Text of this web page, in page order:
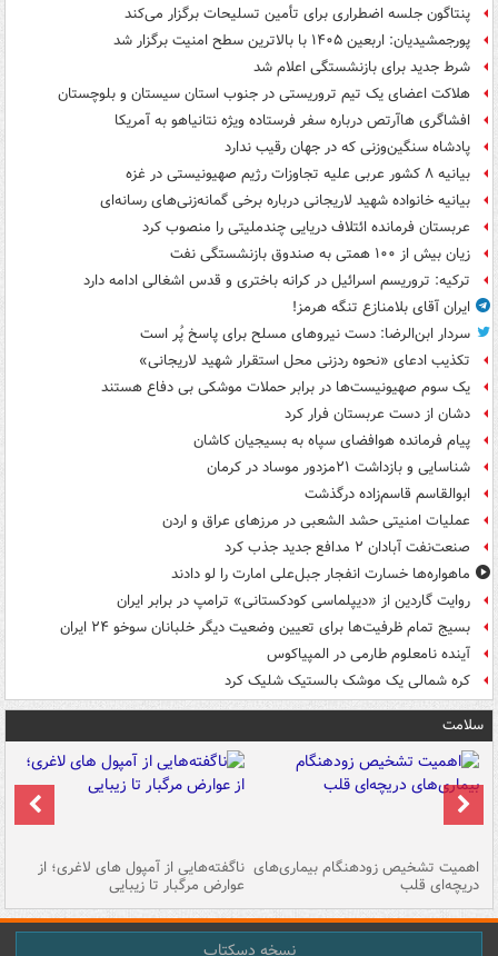
پنتاگون جلسه اضطراری برای تأمین تسلیحات برگزار می‌کند
پورجمشیدیان: اربعین ۱۴۰۵ با بالاترین سطح امنیت برگزار شد
شرط جدید برای بازنشستگی اعلام شد
هلاکت اعضای یک تیم تروریستی در جنوب استان سیستان و بلوچستان
افشاگری هاآرتص درباره سفر فرستاده ویژه نتانیاهو به آمریکا
پادشاه سنگین‌وزنی که در جهان رقیب ندارد
بیانیه ۸ کشور عربی علیه تجاوزات رژیم صهیونیستی در غزه
بیانیه خانواده شهید لاریجانی درباره برخی گمانه‌زنی‌های رسانه‌ای
عربستان فرمانده ائتلاف دریایی چندملیتی را منصوب کرد
زیان بیش از ۱۰۰ همتی به صندوق‌ بازنشستگی نفت
ترکیه: تروریسم اسرائیل در کرانه باختری و قدس اشغالی ادامه دارد
ایران آقای بلامنازع تنگه هرمز!
سردار ابن‌الرضا: دست نیروهای مسلح برای پاسخ پُر است
تکذیب ادعای «نحوه ردزنی محل استقرار شهید لاریجانی»
یک‌ سوم صهیونیست‌ها در برابر حملات موشکی بی دفاع هستند
دشان از دست عربستان فرار کرد
پیام فرمانده هوافضای سپاه به بسیجیان کاشان
شناسایی و بازداشت ۲۱مزدور موساد در کرمان
ابوالقاسم قاسم‌زاده درگذشت
عملیات امنیتی حشد الشعبی در مرزهای عراق و اردن
صنعت‌نفت آبادان ۲ مدافع جدید جذب کرد
ماهواره‌ها خسارت انفجار جبل‌علی امارت را لو دادند
روایت گاردین از «دیپلماسی کودکستانی» ترامپ در برابر ایران
بسیج تمام ظرفیت‌ها برای تعیین وضعیت دیگر خلبانان سوخو ۲۴ ایران
آینده نامعلوم طارمی در المپیاکوس
کره شمالی یک موشک بالستیک شلیک کرد
سلامت
اهمیت تشخیص زودهنگام بیماری‌های
دریچه‌ای قلب
ناگفته‌هایی از آمپول های لاغری؛ از
عوارض مرگبار تا زیبایی
نسخه دسکتاپ